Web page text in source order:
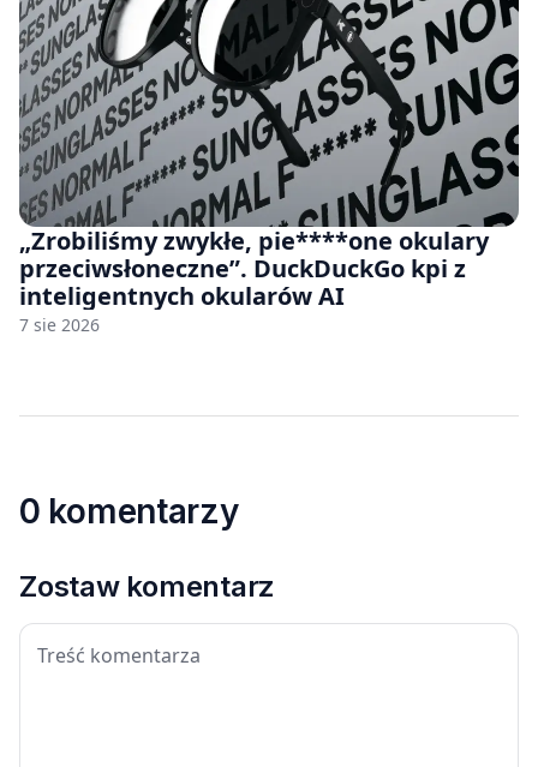
„Zrobiliśmy zwykłe, pie****one okulary
przeciwsłoneczne”. DuckDuckGo kpi z
inteligentnych okularów AI
7 sie 2026
0 komentarzy
Zostaw komentarz